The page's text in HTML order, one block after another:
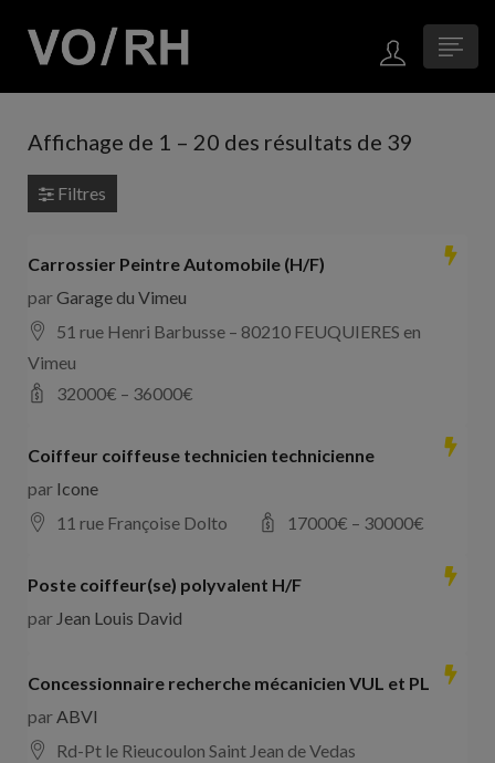
Affichage de 1 – 20 des résultats de 39
Filtres
Carrossier Peintre Automobile (H/F)
parGarage du Vimeu
51 rue Henri Barbusse – 80210 FEUQUIERES en
Vimeu
32000€ – 36000€
Coiffeur coiffeuse technicien technicienne
par Icone
11 rue Françoise Dolto
17000€ – 30000€
Poste coiffeur(se) polyvalent H/F
par Jean Louis David
Concessionnaire recherche mécanicien VUL et PL
parABVI
Rd-Pt le Rieucoulon Saint Jean de Vedas